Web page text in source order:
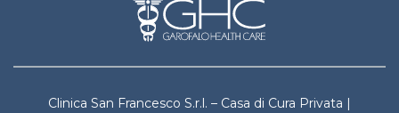
Clinica San Francesco S.r.l. – Casa di Cura Privata |